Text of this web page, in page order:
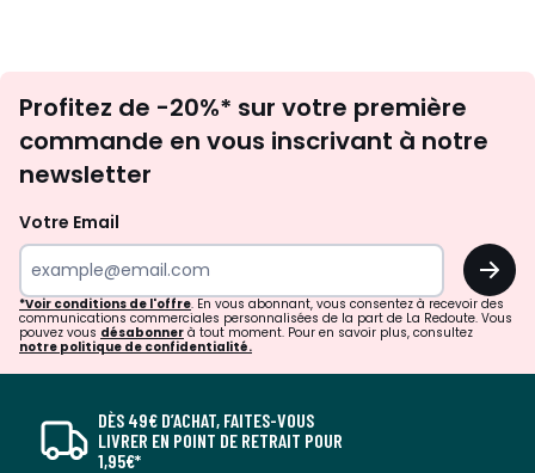
newsletter
Profitez de -20%* sur votre première
commande en vous inscrivant à notre
newsletter
Votre Email
OK
*Voir conditions de l'offre. En vous abonnant, vous consentez à recevoir des
communications commerciales personnalisées de la part de La Redoute. Vous
pouvez vous désabonner à tout moment. Pour en savoir plus, consultez
notre politique de confidentialité.
DÈS 49€ D’ACHAT, FAITES-VOUS
LIVRER EN POINT DE RETRAIT POUR
1,95€*